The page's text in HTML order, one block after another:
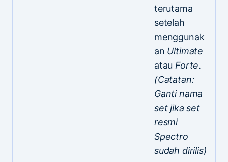
terutama
setelah
menggunak
an Ultimate
atau Forte.
(Catatan:
Ganti nama
set jika set
resmi
Spectro
sudah dirilis)